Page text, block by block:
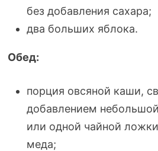
без добавления сахара;
два больших яблока.
Обед:
порция овсяной каши,
добавлением
или одной чайной
меда;